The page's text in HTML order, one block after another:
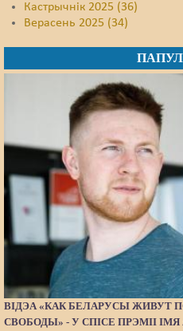
Кастрычнік 2025 (36)
Верасень 2025 (34)
ВІДЭА «КАК БЕЛАРУСЫ
СВОБОДЫ» - У СПІСЕ ПРЭМІІ